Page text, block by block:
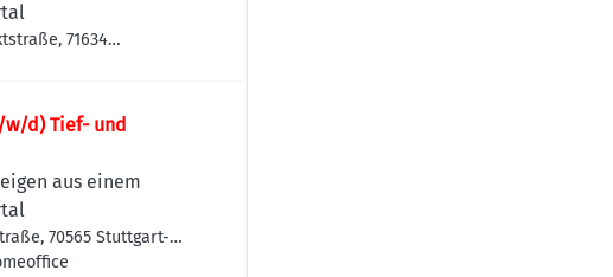
71634
d) Tief- und
aus einem
70565 Stuttgart-